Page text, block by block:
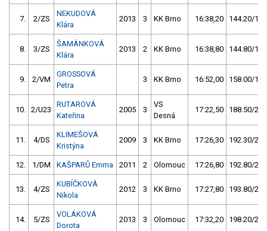
7. 2/ZS
NEKUDOVÁ
Klára
2013 3 KK Brno 16:38,20 144.20/
8. 3/ZS
ŠAMÁNKOVÁ
Klára
2013 2 KK Brno 16:38,80 144.80/
9. 2/VM
GROSSOVÁ
Petra
3 KK Brno 16:52,00 158.00/
10. 2/U23
RUTAROVÁ
Kateřina
2005 3
VS
Desná
17:22,50 188.50/
11. 4/DS
KLIMEŠOVÁ
Kristýna
2009 3 KK Brno 17:26,30 192.30/
12. 1/DM KAŠPARŮ Emma 2011 2 Olomouc 17:26,80 192.80/
13. 4/ZS
KUBÍČKOVÁ
Nikola
2012 3 KK Brno 17:27,80 193.80/
14. 5/ZS
VOLÁKOVÁ
Dorota
2013 3 Olomouc 17:32,20 198.20/